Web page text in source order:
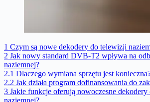
1 Czym są nowe dekodery do telewizji
2 Jak nowy standard DVB-T2 wpływa na
naziemnej?
2.1 Dlaczego wymiana sprzętu jest
2.2 Jak działa program dofinansowania do
3 Jakie funkcje oferują nowoczesne
naziemnej?